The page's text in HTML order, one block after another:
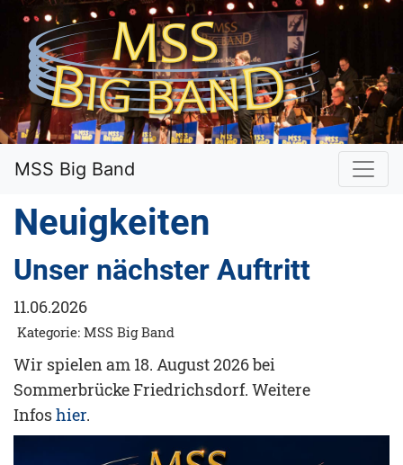
MSS Big Band
Neuigkeiten
Unser nächster Auftritt
11.06.2026
Kategorie: MSS Big Band
Wir spielen am 18. August 2026 bei
Sommerbrücke Friedrichsdorf. Weitere
Infoshier.